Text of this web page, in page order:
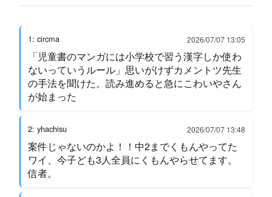
1: circma 2026/07/07 13:05
「児童書のマンガには小学校で習う漢字しか使わ
ないっていうルール」思いがけずカメントツ先生
の手法を聞けた。読み進めると急にこわいやさん
が始まった
2: yhachisu 2026/07/07 13:48
案件じゃないのかよ！！中2までくもんやってた
ワイ、今子ども3人全員にくもんやらせてます。
信者。